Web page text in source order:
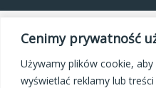
Cenimy prywatność
Używamy plików cookie,
wyświetlać reklamy lub